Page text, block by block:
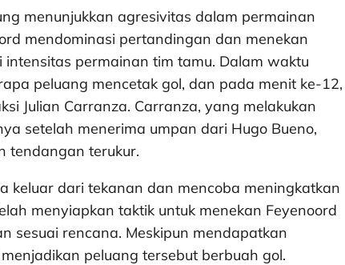
menunjukkan agresivitas dalam permainan
mendominasi pertandingan dan menekan
permainan tim tamu. Dalam waktu
peluang mencetak gol, dan pada menit ke-12,
Julian Carranza. Carranza, yang melakukan
setelah menerima umpan dari Hugo Bueno,
tendangan terukur.
keluar dari tekanan dan mencoba meningkatkan
menyiapkan taktik untuk menekan Feyenoord
sesuai rencana. Meskipun mendapatkan
peluang tersebut berbuah gol.